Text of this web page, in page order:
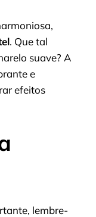
. Que tal
suave? A
e
efeitos
lembre-